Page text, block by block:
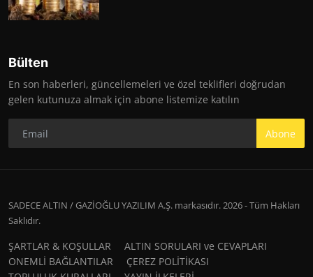
Bülten
En son haberleri, güncellemeleri ve özel teklifleri doğrudan
gelen kutunuza almak için abone listemize katılın
Abone
SADECE ALTIN / GAZİOĞLU YAZILIM A.Ş. markasıdır. 2026 - Tüm Hakları
Saklıdır.
ŞARTLAR & KOŞULLAR
ALTIN SORULARI ve CEVAPLARI
ONEMLİ BAĞLANTILAR
ÇEREZ POLİTİKASI